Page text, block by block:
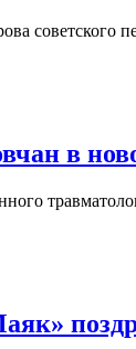
советского
в